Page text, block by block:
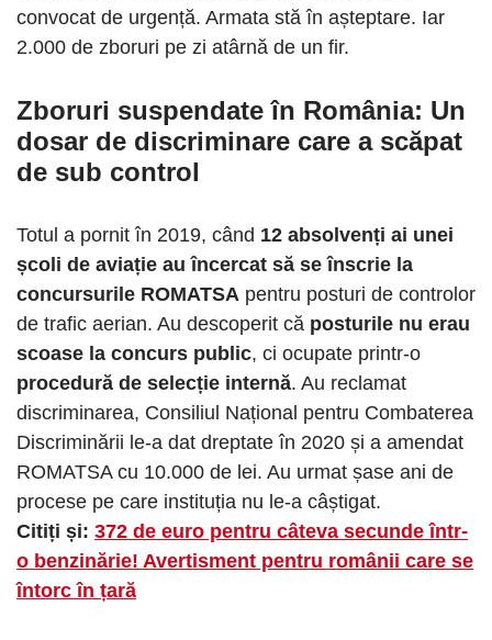
convocat de urgență. Armata stă în așteptare. Iar
2.000 de zboruri pe zi atârnă de un fir.
Zboruri suspendate în România: Un
dosar de discriminare care a scăpat
de sub control
Totul a pornit în 2019, când 12 absolvenți ai unei
școli de aviație au încercat să se înscrie la
concursurile ROMATSA pentru posturi de controlor
de trafic aerian. Au descoperit că posturile nu erau
scoase la concurs public, ci ocupate printr-o
procedură de selecție internă. Au reclamat
discriminarea, Consiliul Național pentru Combaterea
Discriminării le-a dat dreptate în 2020 și a amendat
ROMATSA cu 10.000 de lei. Au urmat șase ani de
procese pe care instituția nu le-a câștigat.
Citiți și: 372 de euro pentru câteva secunde într-
o benzinărie! Avertisment pentru românii care se
întorc în țară